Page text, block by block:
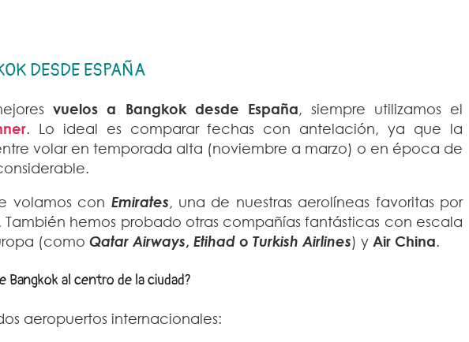
DESDE ESPAÑA
vuelos a Bangkok desde España, siempre utilizamos el
. Lo ideal es comparar fechas con antelación, ya que la
volar en temporada alta (noviembre a marzo) o en época de
volamos con Emirates, una de nuestras aerolíneas favoritas por
hemos probado otras compañías fantásticas con escala
(como Qatar Airways, Etihad o Turkish Airlines) y Air China.
Bangkok al centro de la ciudad?
aeropuertos internacionales: